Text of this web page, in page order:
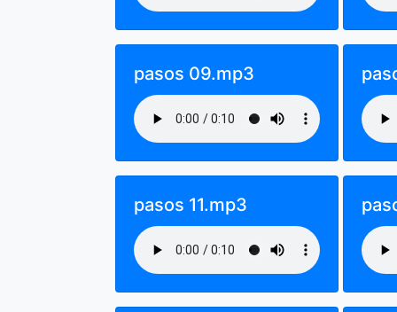
pasos 09.mp3
pasos 11.mp3